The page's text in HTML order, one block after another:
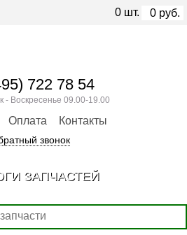
722 78 54
- Воскресенье 09.00-19.00
Оплата Контакты
звонок
0 шт. 0 руб.
ЗАПЧАСТЕЙ